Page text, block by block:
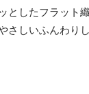
としたフラット
さしいふんわり